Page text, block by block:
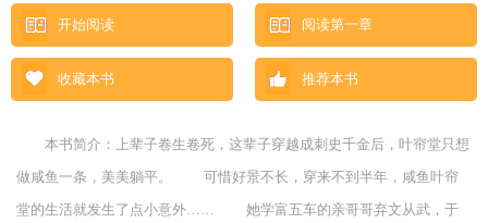
开始阅读 阅读第一章
收藏本书 推荐本书
本书简介：上辈子卷生卷死，这辈子穿越成刺史千金后，叶帘堂只想
做咸鱼一条，美美躺平。 可惜好景不长，穿来不到半年，咸鱼叶帘
堂的生活就发生了点小意外…… 她学富五车的亲哥哥弃文从武，于